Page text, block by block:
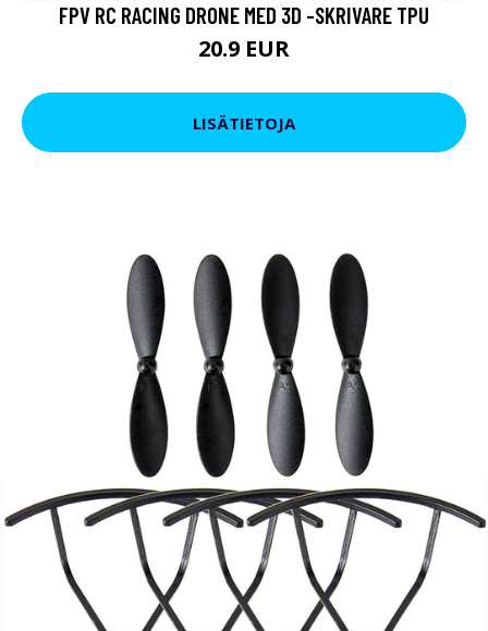
FPV RC RACING DRONE MED 3D -SKRIVARE TPU
20.9 EUR
LISÄTIETOJA